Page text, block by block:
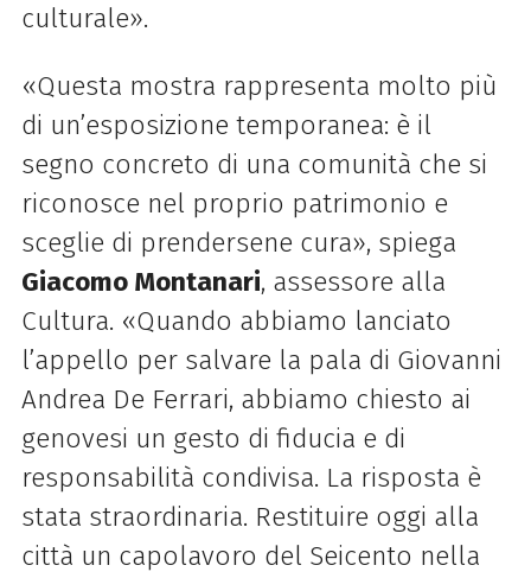
culturale».
«Questa mostra rappresenta molto più
di un’esposizione temporanea: è il
segno concreto di una comunità che si
riconosce nel proprio patrimonio e
sceglie di prendersene cura», spiega
Giacomo Montanari, assessore alla
Cultura. «Quando abbiamo lanciato
l’appello per salvare la pala di Giovanni
Andrea De Ferrari, abbiamo chiesto ai
genovesi un gesto di fiducia e di
responsabilità condivisa. La risposta è
stata straordinaria. Restituire oggi alla
città un capolavoro del Seicento nella